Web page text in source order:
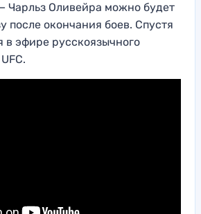
Чарльз Оливейра можно будет
после окончания боев. Спустя
в эфире русскоязычного